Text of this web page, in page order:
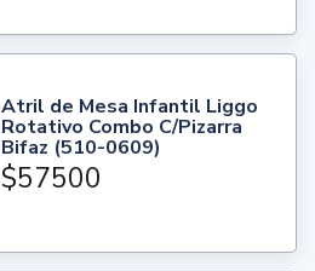
Atril de Mesa Infantil Liggo
Rotativo Combo C/Pizarra
Bifaz (510-0609)
$57500